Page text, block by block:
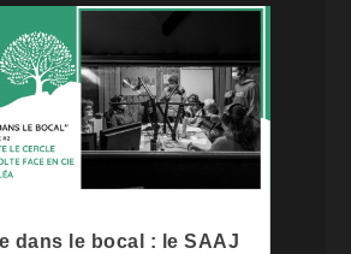
dans le bocal : le SAAJ